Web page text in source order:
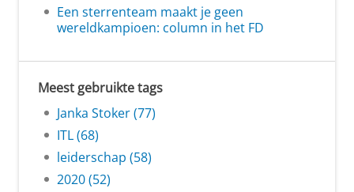
Een sterrenteam maakt je geen
wereldkampioen: column in het FD
Meest gebruikte tags
Janka Stoker (77)
ITL (68)
leiderschap (58)
2020 (52)